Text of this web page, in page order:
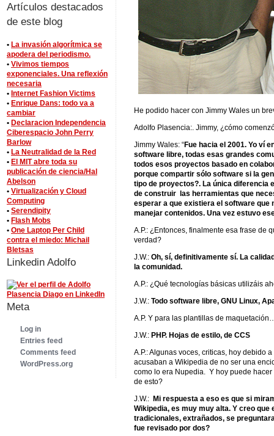
He podido hacer con Jimmy Wales un
Adolfo Plasencia:. Jimmy, ¿cómo
Jimmy Wales: “Fue hacia el 2001. Yo ví
software libre, todas esas grandes
todos esos proyectos basado en
porque compartir sólo software si la
tipo de proyectos?. La única diferencia
de construir las herramientas que
esperar a que existiera el software
manejar contenidos. Una vez estuvo
A.P.: ¿Entonces, finalmente esa frase de
verdad?
J.W.: Oh, sí, definitivamente sí. La
la comunidad.
A.P.: ¿Qué tecnologías básicas utilizáis
J.W.: Todo software libre, GNU Linux,
A.P. Y para las plantillas de
J.W.: PHP. Hojas de estilo, de CCS
A.P.: Algunas voces, criticas, hoy debido
acusaban a Wikipedia de no ser una
como lo era Nupedia. Y hoy puede
de esto?
J.W.: Mi respuesta a eso es que si
Wikipedia, es muy muy alta. Y creo
tradicionales, extrañados, se
fue revisado por dos?
Artículos destacados
de este blog
• La invasión algorítmica se
apodera del periodismo.
• Vivimos tiempos
exponenciales. Una reflexión
necesaria
• Internet Fashion Victims
• Enrique Dans: todo va a
cambiar
• Declaracion Independencia
Ciberespacio John Perry
Barlow
• La Neutralidad de la Red
• El MIT abre toda su
publicación de ciencia/Hal
Abelson
• Virtualización y Cloud
Computing
• Serendipity
• Flash Mobs
• One Laptop Per Child
contra el miedo: Michail
Bletsas
Linkedin Adolfo
Meta
Log in
Entries feed
Comments feed
WordPress.org